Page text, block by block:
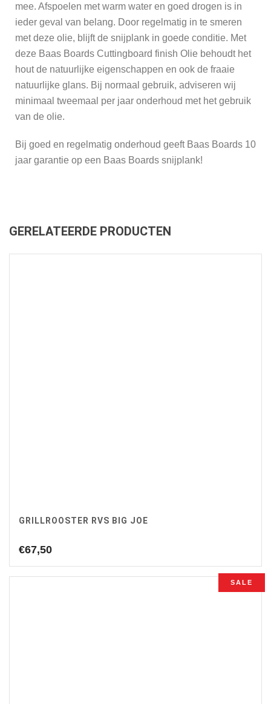
mee. Afspoelen met warm water en goed drogen is in
ieder geval van belang. Door regelmatig in te smeren
met deze olie, blijft de snijplank in goede conditie. Met
deze Baas Boards Cuttingboard finish Olie behoudt het
hout de natuurlijke eigenschappen en ook de fraaie
natuurlijke glans. Bij normaal gebruik, adviseren wij
minimaal tweemaal per jaar onderhoud met het gebruik
van de olie.
Bij goed en regelmatig onderhoud geeft Baas Boards 10
jaar garantie op een Baas Boards snijplank!
GERELATEERDE PRODUCTEN
GRILLROOSTER RVS BIG JOE
€67,50
SALE